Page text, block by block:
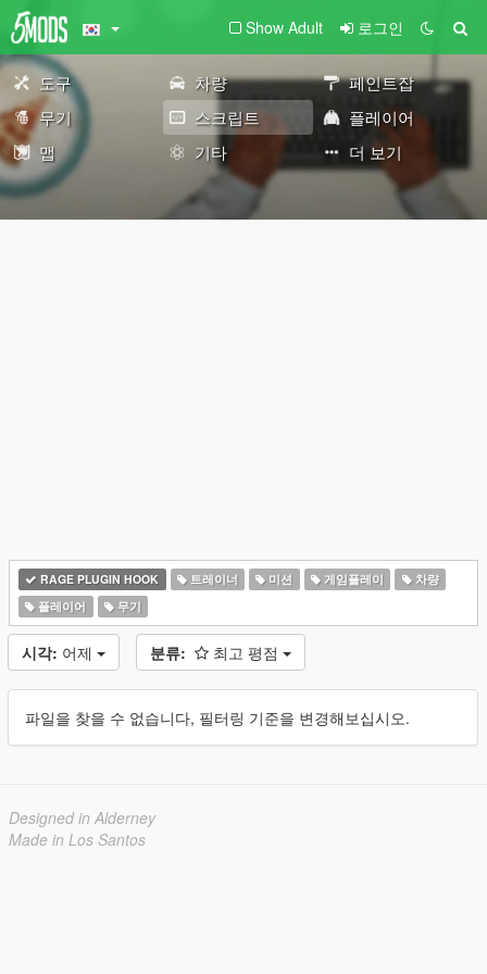
Show Adult 로그인
도구 차량
페인트잡
무기
스크립트
플레이어
맵
기타 더 보기
RAGE PLUGIN HOOK 트레이너 미션 게임플레이
차량
플레이어
무기
시각: 어제 분류: 최고 평점
파일을 찾을 수 없습니다, 필터링 기준을 변경해보십시오.
Designed in Alderney
Made in Los Santos